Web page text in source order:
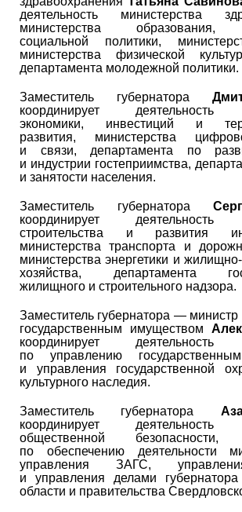
деятельность министерства
министерства образования,
социальной политики,
министерства физической
департамента молодежной политики.
Заместитель губернатора
координирует деятельность
экономики, инвестиций и
развития, министерства
и связи, департамента по
и индустрии гостеприимства,
и занятости населения.
Заместитель губернатора
координирует деятельность
строительства и развития
министерства транспорта и
министерства энергетики и
хозяйства, департамента
жилищного и строительного надзора.
Заместитель губернатора —
государственным имуществом
координирует деятельность
по управлению
и управления государственной
культурного наследия.
Заместитель губернатора
координирует деятельность
общественной безопасности,
по обеспечению деятельности
управления ЗАГС,
и управления делами
области и правительства